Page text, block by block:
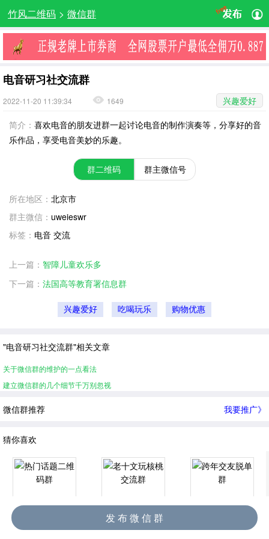
竹风二维码 > 微信群
电音研习社交流群
2022-11-20 11:39:34 1649
兴趣爱好
简介： 喜欢电音的朋友进群一起讨论电音的制作演奏等，分享好的音
乐作品，享受电音美妙的乐趣。
群二维码 群主微信号
所在地区： 北京市
群主微信： uweieswr
标签： 电音 交流
上一篇： 智障儿童欢乐多
下一篇： 法国高等教育署信息群
兴趣爱好 吃喝玩乐 购物优惠
"电音研习社交流群"相关文章
关于微信群的维护的一点看法
建立微信群的几个细节千万别忽视
微信群推荐 我要推广》
猜你喜欢
热门话题二维码群 老十文玩核桃交流群 跨年交友脱单群
发 布 微 信 群